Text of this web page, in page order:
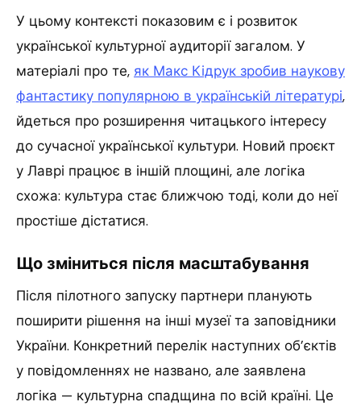
У цьому контексті показовим є і розвиток
української культурної аудиторії загалом. У
матеріалі про те, як Макс Кідрук зробив наукову
фантастику популярною в українській літературі,
йдеться про розширення читацького інтересу
до сучасної української культури. Новий проєкт
у Лаврі працює в іншій площині, але логіка
схожа: культура стає ближчою тоді, коли до неї
простіше дістатися.
Що зміниться після масштабування
Після пілотного запуску партнери планують
поширити рішення на інші музеї та заповідники
України. Конкретний перелік наступних об’єктів
у повідомленнях не названо, але заявлена
логіка — культурна спадщина по всій країні. Це